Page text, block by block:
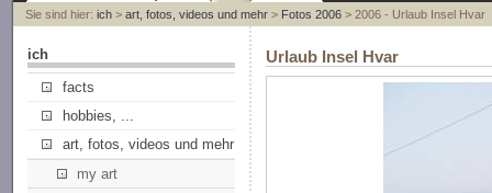
Sie sind hier: ich> art, fotos, videos und mehr> Fotos 2006> 2006 - Urlaub Insel Hvar
ich
facts
hobbies, ...
art, fotos, videos und mehr
my art
Urlaub Insel Hvar